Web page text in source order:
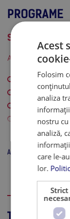
PROGRAME
Specializari in
Arte plastice
Desen si
Fotografie
Sculptura
Imprimare
Arta publica
Design (cursuri
Publicitate
Video si film
Arata tot
TARI IN CARE
DESIGN
Acest
Folosim
analiza
nostru
analiză,
care le-
lor.
Strict